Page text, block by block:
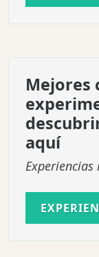
Mejores
aquí